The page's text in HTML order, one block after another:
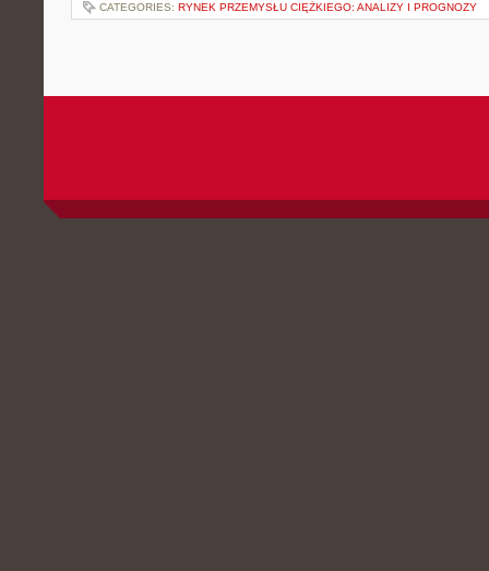
CATEGORIES: RYNEK PRZEMYSŁU CIĘŻKIEGO: ANALIZY I PROGNOZY